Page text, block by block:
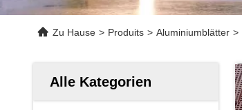
Zu Hause > Produits > Aluminiumblätter >
Alle Kategorien